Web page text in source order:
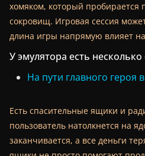
хомяком, который пробирается
сокровищ. Игровая сессия
длина игры напрямую влияет
У эмулятора есть
На пути главного героя
Есть спасительные ящики и
пользователь натолкнется на
заканчивается, а все деньги